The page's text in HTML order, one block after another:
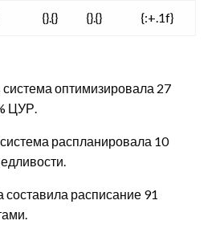
{}.{} {}.{} {:+.1f}
оптимизировала 27
ЦУР.
распланировала 10
расписание 91